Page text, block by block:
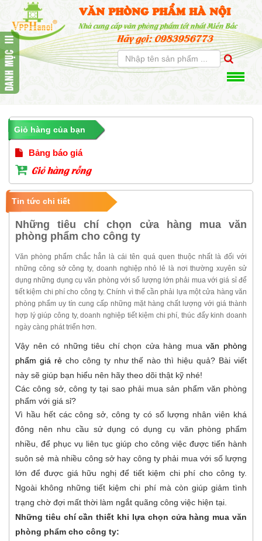
VĂN PHÒNG PHẨM HÀ NỘI
Nhà cung cấp văn phòng phẩm tốt nhất Miền Bắc
Hãy gọi: 0983956773
Giỏ hàng của bạn
Bảng báo giá
Giỏ hàng rỗng
Tin tức chi tiết
Những tiêu chí chọn cửa hàng mua văn
phòng phẩm cho công ty
Văn phòng phẩm chắc hẳn là cái tên quá quen thuộc nhất là đối với
những công sở công ty, doanh nghiệp nhỏ lẻ là nơi thường xuyên sử
dụng những dụng cụ văn phòng với số lượng lớn phải mua với giá sỉ để
tiết kiệm chi phí cho công ty. Chính vì thế cần phải lựa một cửa hàng văn
phòng phẩm uy tín cung cấp những mặt hàng chất lượng với giá thành
hợp lý giúp công ty, doanh nghiệp tiết kiệm chi phí, thúc đẩy kinh doanh
ngày càng phát triển hơn.
Vậy nên có những tiêu chí chọn cửa hàng muavăn phòng
phẩm giá rẻcho công ty như thế nào thì hiệu quả? Bài viết
này sẽ giúp bạn hiểu nên hãy theo dõi thật kỹ nhé!
Các công sở, công ty tại sao phải mua sản phẩm văn phòng
phẩm với giá sỉ?
Vì hầu hết các công sở, công ty có số lượng nhân viên khá
đông nên nhu cầu sử dụng có dụng cụ văn phòng phẩm
nhiều, để phục vụ liên tục giúp cho công việc được tiến hành
suôn sẻ mà nhiều công sở hay công ty phải mua với số lượng
lớn để được giá hữu nghị để tiết kiệm chi phí cho công ty.
Ngoài không những tiết kiệm chi phí mà còn giúp giảm tình
trạng chờ đợi mất thời làm ngắt quãng công việc hiện tại.
Những tiêu chí cần thiết khi lựa chọn cửa hàng mua văn
phòng phẩm cho công ty: